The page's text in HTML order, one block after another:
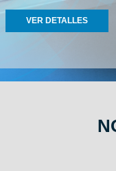
VER DETALLES